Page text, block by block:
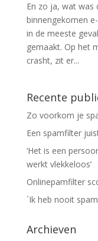
En zo ja, wat was
binnengekomen
in de meeste
gemaakt. Op het
crasht, zit er...
Recente
Zo voorkom je
Een spamfilter
‘Het is een
werkt vlekkeloos’
Onlinepamfilter
´Ik heb nooit
Archieven